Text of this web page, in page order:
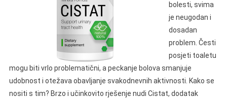
bolesti, svima
je neugodan i
dosadan
problem. Česti
posjeti toaletu
mogu biti vrlo problematični, a peckanje bolova smanjuje
udobnost i otežava obavljanje svakodnevnih aktivnosti. Kako se
nositi s tim? Brzo i učinkovito rješenje nudi Cistat, dodatak